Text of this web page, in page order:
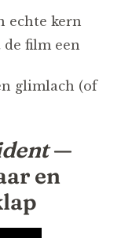
echte kern
film een
glimlach (of
—
en